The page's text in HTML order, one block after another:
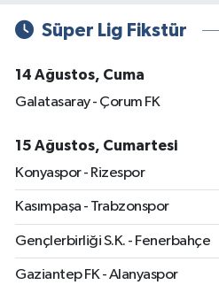
Süper Lig Fikstür
14 Ağustos, Cuma
Galatasaray - Çorum FK
15 Ağustos, Cumartesi
Konyaspor - Rizespor
Kasımpaşa - Trabzonspor
Gençlerbirliği S.K. - Fenerbahçe
Gaziantep FK - Alanyaspor